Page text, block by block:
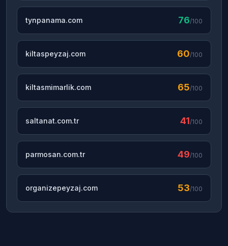
tynpanama.com 76/100
kiltaspeyzaj.com 60/100
kiltasmimarlik.com 65/100
saltanat.com.tr 41/100
parmosan.com.tr 49/100
organizepeyzaj.com 53/100